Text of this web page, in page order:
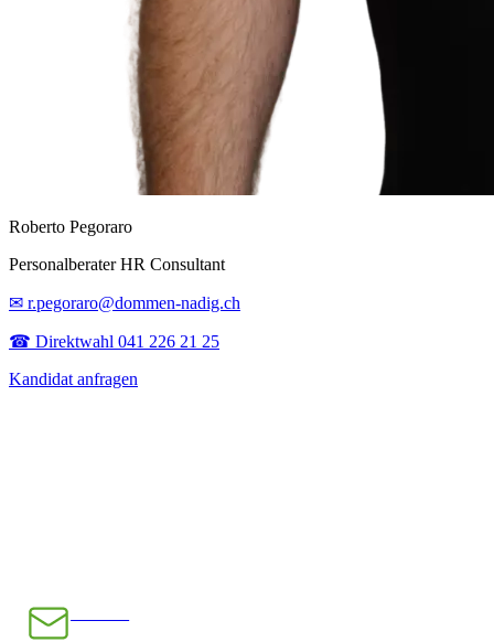
Roberto Pegoraro
Personalberater HR Consultant
✉ r.pegoraro@dommen-nadig.ch
☎ Direktwahl 041 226 21 25
Kandidat anfragen